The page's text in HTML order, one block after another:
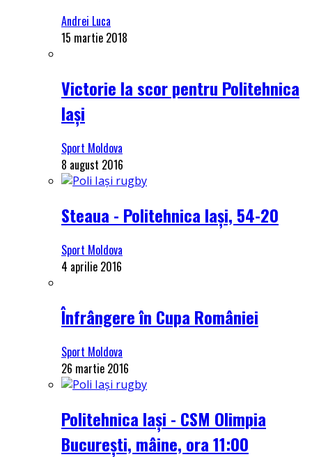
Andrei Luca
15 martie 2018
Victorie la scor pentru Politehnica
Iași
Sport Moldova
8 august 2016
Steaua - Politehnica Iași, 54-20
Sport Moldova
4 aprilie 2016
Înfrângere în Cupa României
Sport Moldova
26 martie 2016
Politehnica Iași - CSM Olimpia
București, mâine, ora 11:00